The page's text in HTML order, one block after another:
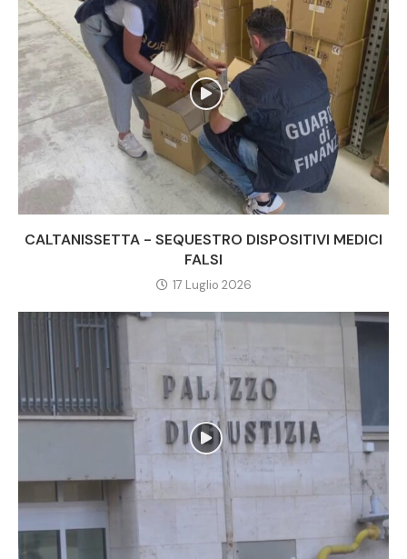
CALTANISSETTA - SEQUESTRO DISPOSITIVI MEDICI
FALSI
17 Luglio 2026